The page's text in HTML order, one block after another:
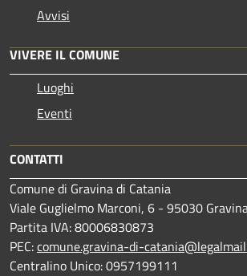
Avvisi
VIVERE IL COMUNE
Luoghi
Eventi
CONTATTI
Comune di Gravina di Catania
Viale Guglielmo Marconi, 6 - 95030
Partita IVA: 80006830873
PEC:comune.gravina-di-
Centralino Unico: 0957199111